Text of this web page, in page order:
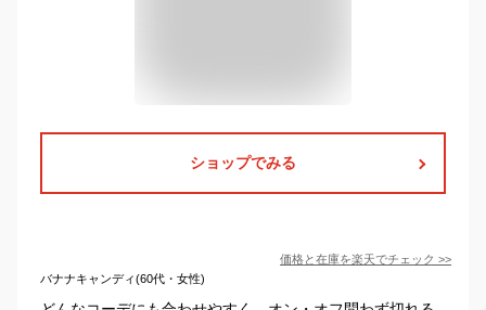
ショップでみる
価格と在庫を楽天でチェック >>
バナナキャンディ(60代・女性)